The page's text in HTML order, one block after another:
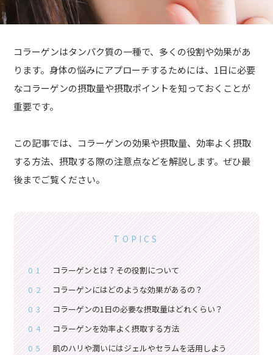
コラーゲンはタンパク質の一種で、多くの役割や効果があ
ります。身体の悩みにアプローチするためには、1日に必要
なコラーゲンの摂取量や摂取ポイントを知っておくことが
重要です。
この記事では、コラーゲンの効果や摂取量、効率よく摂取
する方法、摂取する際の注意点などを解説します。ぜひ最
後までご覧ください。
TOPICS
01
コラーゲンとは？その役割について
02
コラーゲンにはどのような効果があるの？
03
コラーゲンの1日の必要な摂取量はどれくらい？
04
コラーゲンを効率よく摂取する方法
05
肌のハリや潤いにはジェルやセラムを活用しよう